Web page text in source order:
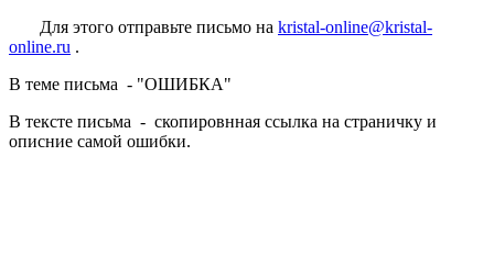
Для этого отправьте письмо на kristal-online@kristal-
online.ru .
В теме письма - "ОШИБКА"
В тексте письма - скопировнная ссылка на страничку и
описние самой ошибки.